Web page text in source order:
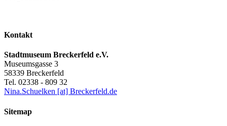
Kontakt
Stadtmuseum Breckerfeld e.V.
Museumsgasse 3
58339 Breckerfeld
Tel. 02338 - 809 32
Nina.Schuelken [at] Breckerfeld.de
Sitemap